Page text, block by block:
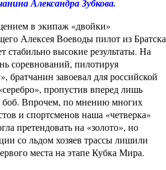
Александра Зубкова.
в экипаж «двойки»
Алексея Воеводы пилот из Братска
стабильно высокие результаты. На
соревнований, пилотируя
братчанин завоевал для российской
пропустив вперед лишь
боб. Впрочем, по мнению многих
и спортсменов наша «четверка»
претендовать на «золото», но
со льдом хозяев трассы лишили
места на этапе Кубка Мира.